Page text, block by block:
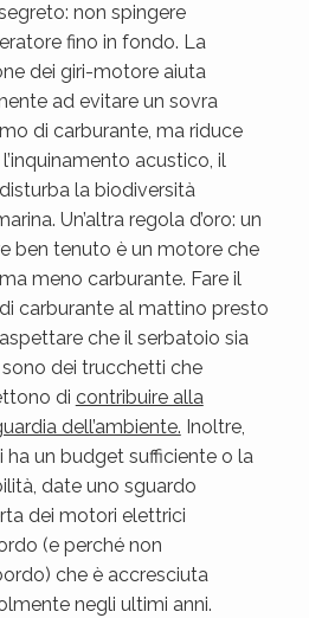
non spingere
fino in fondo. La
dei giri-motore aiuta
ad evitare un sovra
di carburante, ma riduce
acustico, il
la biodiversità
Un’altra regola d’oro: un
ben tenuto è un motore che
meno carburante. Fare il
carburante al mattino presto
che il serbatoio sia
dei trucchetti che
di contribuire alla
dell’ambiente. Inoltre,
ha un budget sufficiente o la
date uno sguardo
dei motori elettrici
(e perché non
che è accresciuta
negli ultimi anni.